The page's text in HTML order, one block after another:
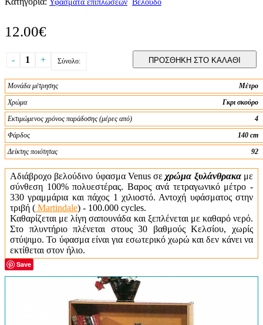
Υφάσματα επιπλώσεων Βελούδο
12.00€
- 1 + Σύνολο: ΠΡΟΣΘΗΚΗ ΣΤΟ ΚΑΛΑΘΙ
Μονάδα μέτρησης
Μέτρο
Χρώμα
Γκρι σκούρο
Εκτιμώμενος χρόνος παράδοσης (μέρες από)
4
Φάρδος
140 cm
Δείκτης ποιότητας
92
Αδιάβροχο βελούδινο ύφασμα Venus σεχρώμα ξυλάνθρακαμε
σύνθεση 100% πολυεστέρας. Βαρος ανά τετραγωνικό μέτρο -
330 γραμμάρια και πάχος 1 χιλιοστό. Αντοχή υφάσματος στην
τριβή ( Martindale) - 100.000 cycles.
Καθαρίζεται με λίγη σαπουνάδα και ξεπλένεται με καθαρό νερό.
Στο πλυντήριο πλένεται στους 30 βαθμούς Κελσίου, χωρίς
στύψιμο. Το ύφασμα είναι για εσωτερικό χωρώ και δεν κάνει να
εκτίθεται στον ήλιο.
Save